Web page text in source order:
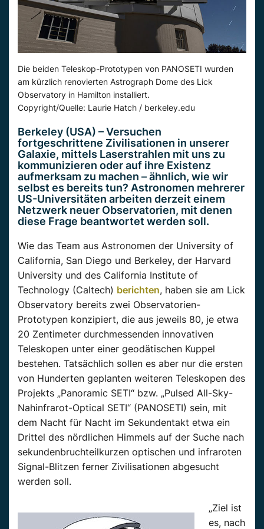
Die beiden Teleskop-Prototypen von PANOSETI wurden
am kürzlich renovierten Astrograph Dome des Lick
Observatory in Hamilton installiert.
Copyright/Quelle: Laurie Hatch / berkeley.edu
Berkeley (USA) – Versuchen
fortgeschrittene Zivilisationen in unserer
Galaxie, mittels Laserstrahlen mit uns zu
kommunizieren oder auf ihre Existenz
aufmerksam zu machen – ähnlich, wie wir
selbst es bereits tun? Astronomen mehrerer
US-Universitäten arbeiten derzeit einem
Netzwerk neuer Observatorien, mit denen
diese Frage beantwortet werden soll.
Wie das Team aus Astronomen der University of
California, San Diego und Berkeley, der Harvard
University und des California Institute of
Technology (Caltech) berichten, haben sie am Lick
Observatory bereits zwei Observatorien-
Prototypen konzipiert, die aus jeweils 80, je etwa
20 Zentimeter durchmessenden innovativen
Teleskopen unter einer geodätischen Kuppel
bestehen. Tatsächlich sollen es aber nur die ersten
von Hunderten geplanten weiteren Teleskopen des
Projekts „Panoramic SETI“ bzw. „Pulsed All-Sky-
Nahinfrarot-Optical SETI“ (PANOSETI) sein, mit
dem Nacht für Nacht im Sekundentakt etwa ein
Drittel des nördlichen Himmels auf der Suche nach
sekundenbruchteilkurzen optischen und infraroten
Signal-Blitzen ferner Zivilisationen abgesucht
werden soll.
„Ziel ist
es, nach